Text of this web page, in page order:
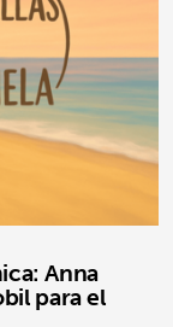
Anna
para el